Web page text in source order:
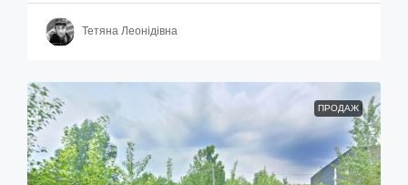
Тетяна Леонідівна
ПРОДАЖ